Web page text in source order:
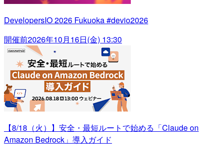
DevelopersIO 2026 Fukuoka #devio2026
開催前2026年10月16日(金) 13:30
【8/18（火）】安全・最短ルートで始める「Claude on
Amazon Bedrock」導入ガイド